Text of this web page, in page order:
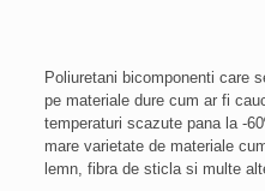
Poliuretani bicomponenti care
pe materiale dure cum ar fi
temperaturi scazute pana la -
mare varietate de materiale
lemn, fibra de sticla si multe